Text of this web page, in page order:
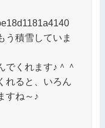
う積雪していま
でくれます♪＾＾
れると、いろん
すね～♪